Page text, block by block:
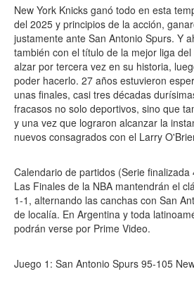
New York Knicks ganó todo en esta
del 2025 y principios de la acción,
justamente ante San Antonio Spurs. Y
también con el título de la mejor liga
alzar por tercera vez en su historia,
poder hacerlo. 27 años estuvieron
unas finales, casi tres décadas
fracasos no solo deportivos, sino que
y una vez que lograron alcanzar la
nuevos consagrados con el Larry
Calendario de partidos (Serie
Las Finales de la NBA mantendrán el
1-1, alternando las canchas con San
de localía. En Argentina y toda
podrán verse por Prime Video.
Juego 1: San Antonio Spurs 95-105